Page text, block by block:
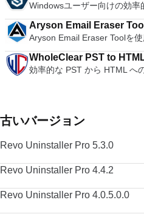
Windowsユーザー向けの効率
Aryson Email Eraser Tool
Aryson Email Eraser Toolを
WholeClear PST to
効率的な PST から HTML へ
古いバージョン
Revo Uninstaller Pro 5.3.0
Revo Uninstaller Pro 4.4.2
Revo Uninstaller Pro 4.0.5.0.0